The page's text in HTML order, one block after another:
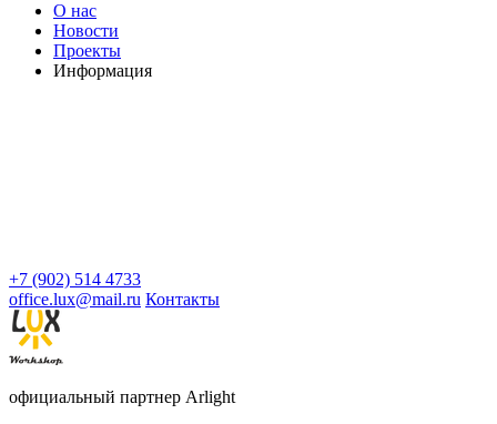
О нас
Новости
Проекты
Информация
+7 (902) 514 4733
office.lux@mail.ru Контакты
официальный партнер Arlight